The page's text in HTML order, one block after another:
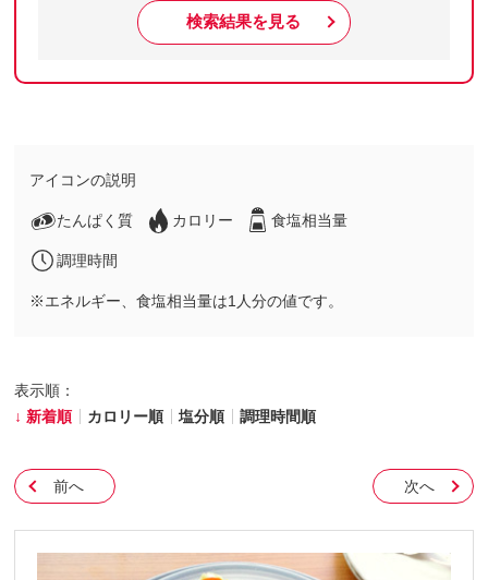
検索結果を見る
アイコンの説明
たんぱく質 カロリー 食塩相当量
調理時間
※エネルギー、食塩相当量は1人分の値です。
表示順：
新着順
カロリー順 塩分順 調理時間順
前へ 次へ